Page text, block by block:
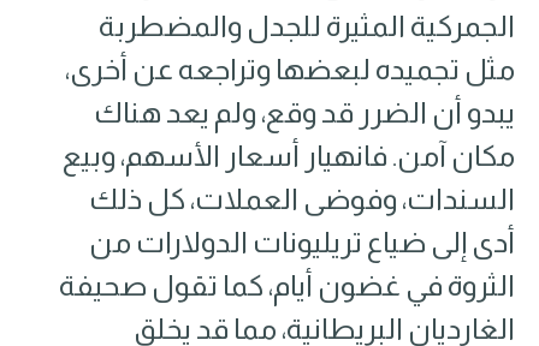
الجمركية المثيرة للجدل والمضطربة
مثل تجميده لبعضها وتراجعه عن أخرى٬
يبدو أن الضرر قد وقع٬ ولم يعد هناك
مكان آمن. فانهيار أسعار الأسهم، وبيع
السندات، وفوضى العملات، كل ذلك
أدى إلى ضياع تريليونات الدولارات من
الثروة في غضون أيام٬ كما تقول صحيفة
الغارديان البريطانية٬ مما قد يخلق